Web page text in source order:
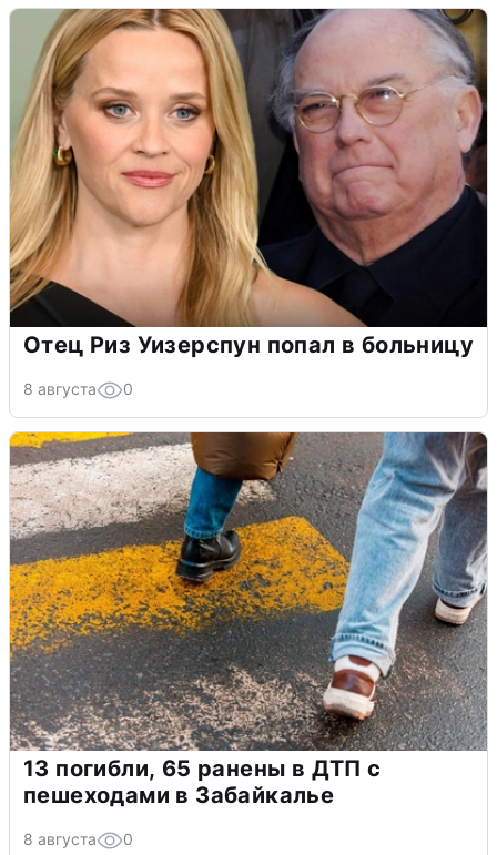
Отец Риз Уизерспун попал в больницу
8 августа 0
13 погибли, 65 ранены в ДТП с
пешеходами в Забайкалье
8 августа 0